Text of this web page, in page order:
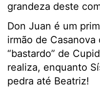
grandeza deste
Don Juan é um
irmão de
“bastardo” de
realiza, enquanto
pedra até Beatriz!